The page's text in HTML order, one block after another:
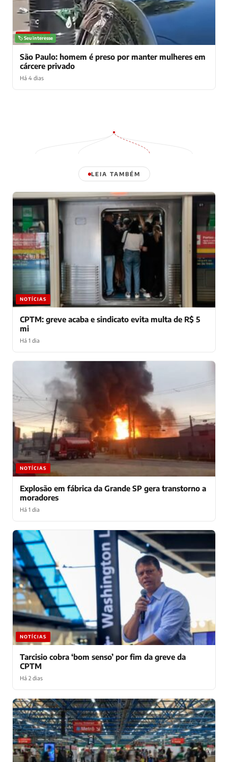
NOTÍCIAS
🏷️ Seu interesse
São Paulo: homem é preso por manter mulheres em
cárcere privado
Há 4 dias
LEIA TAMBÉM
NOTÍCIAS
CPTM: greve acaba e sindicato evita multa de R$ 5
mi
Há 1 dia
NOTÍCIAS
Explosão em fábrica da Grande SP gera transtorno a
moradores
Há 1 dia
NOTÍCIAS
Tarcisio cobra ‘bom senso’ por fim da greve da
CPTM
Há 2 dias